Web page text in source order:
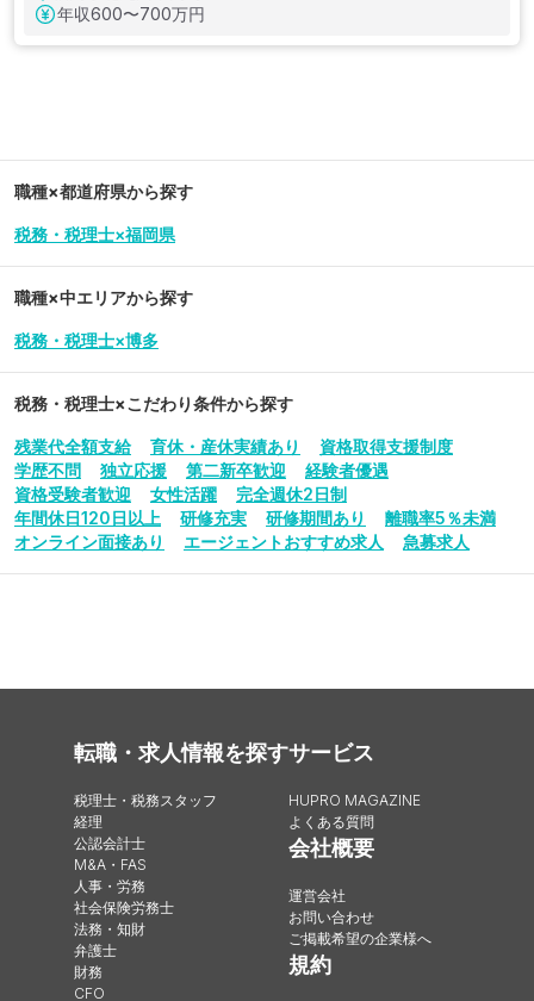
年収600〜700万円
職種×都道府県から探す
税務・税理士×福岡県
職種×中エリアから探す
税務・税理士×博多
税務・税理士×こだわり条件から探す
残業代全額支給 育休・産休実績あり
資格取得支援制度
学歴不問
独立応援 第二新卒歓迎
経験者優遇
資格受験者歓迎
女性活躍
完全週休2日制
年間休日120日以上
研修充実 研修期間あり
離職率5％未満
オンライン面接あり
エージェントおすすめ求人 急募求人
転職・求人情報を探す
税理士・税務スタッフ
経理
公認会計士
M&A・FAS
人事・労務
社会保険労務士
法務・知財
弁護士
財務
CFO
サービス
HUPRO MAGAZINE
よくある質問
会社概要
運営会社
お問い合わせ
ご掲載希望の企業様へ
規約